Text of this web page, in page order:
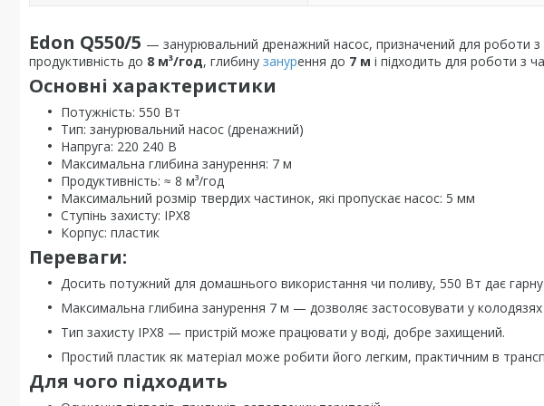
Edon Q550/5 — занурювальний дренажний насос, призначений для
продуктивність до 8 м³/год, глибину занурення до 7 м і підходить для роботи з
Основні характеристики
Потужність: 550 Вт
Тип: занурювальний насос (дренажний)
Напруга: 220 240 В
Максимальна глибина занурення: 7 м
Продуктивність: ≈ 8 м³/год
Максимальний розмір твердих частинок, які пропускає насос: 5 мм
Ступінь захисту: IPX8
Корпус: пластик
Переваги:
Досить потужний для домашнього використання чи поливу, 550 Вт дає гарну
Максимальна глибина занурення 7 м — дозволяє застосовувати у колодязях
Тип захисту IPX8 — пристрій може працювати у воді, добре захищений.
Простий пластик як матеріал може робити його легким, практичним в
Для чого підходить